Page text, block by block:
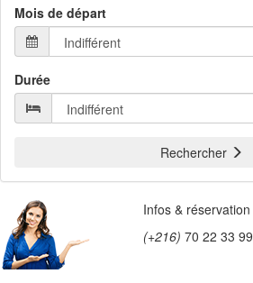
Mois de départ
Durée
Rechercher
Infos & réservation
(+216) 70 22 33 99